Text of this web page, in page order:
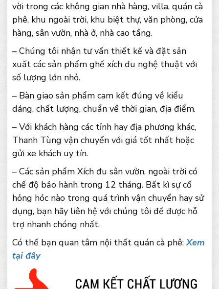
vời trong các không gian nhà hàng, villa, quán cà
phê, khu ngoài trời, khu biệt thự, văn phòng, cửa
hàng, sân vườn, nhà ở, nhà cao tầng.
– Chúng tôi nhận tư vấn thiết kế và đặt sản
xuất các sản phẩm ghế xích đu nghệ thuật với
số lượng lớn nhỏ.
– Bàn giao sản phẩm cam kết đúng về kiểu
dáng, chất lượng, chuẩn về thời gian, địa điểm.
– Với khách hàng các tỉnh hay địa phương khác,
Thanh Tùng vận chuyển với giá tốt nhất hoặc
gửi xe khách uy tín.
– Các sản phẩm Xích đu sân vườn, ngoài trời có
chế độ bảo hành trong 12 tháng. Bất kì sự cố
hỏng hóc nào trong quá trình vận chuyển hay sử
dụng, bạn hãy liên hệ với chúng tôi để được hỗ
trợ nhanh chóng nhất.
Có thế bạn quan tâm nội thất quán cà phê:Xem
tại đây